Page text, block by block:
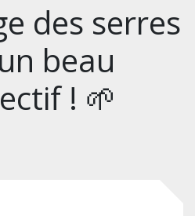
des serres
beau
! 🌱